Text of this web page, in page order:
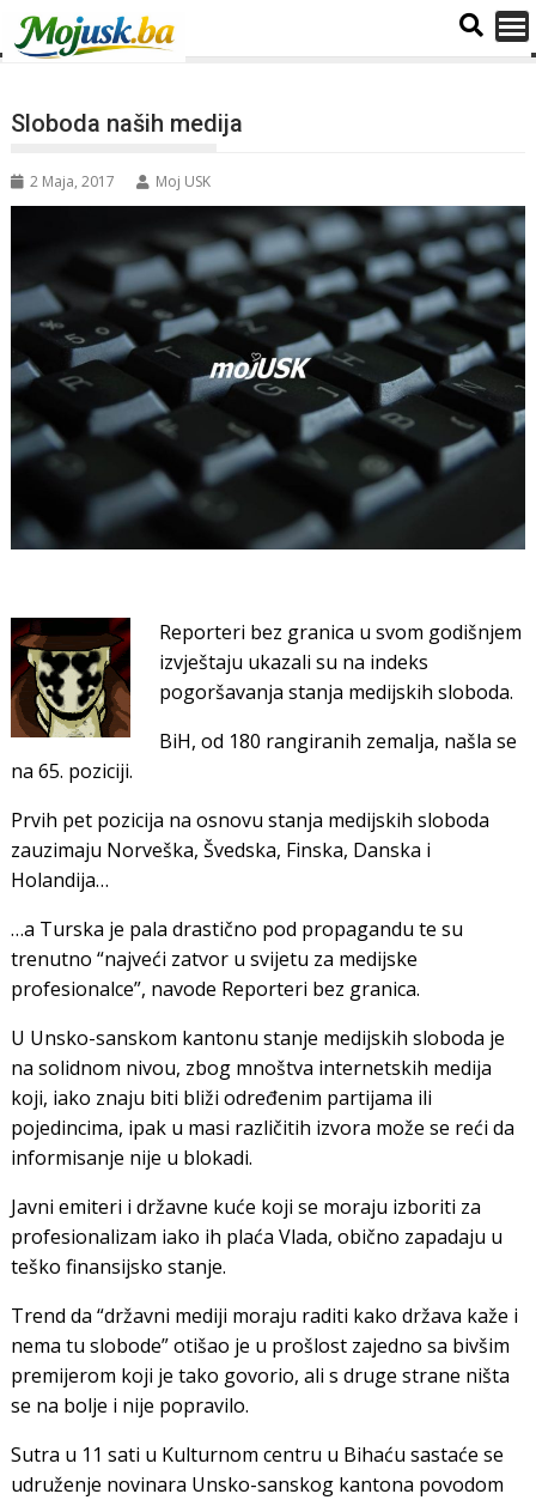
Sloboda naših medija
2 Maja, 2017 Moj USK
Reporteri bez granica u svom godišnjem
izvještaju ukazali su na indeks
pogoršavanja stanja medijskih sloboda.
BiH, od 180 rangiranih zemalja, našla se
na 65. poziciji.
Prvih pet pozicija na osnovu stanja medijskih sloboda
zauzimaju Norveška, Švedska, Finska, Danska i
Holandija…
…a Turska je pala drastično pod propagandu te su
trenutno“najveći zatvor u svijetu za medijske
profesionalce”, navode Reporteri bez granica.
U Unsko-sanskom kantonu stanje medijskih sloboda je
na solidnom nivou, zbog mnoštva internetskih medija
koji, iako znaju biti bliži određenim partijama ili
pojedincima, ipak u masi različitih izvora može se reći da
informisanje nije u blokadi.
Javni emiteri i državne kuće koji se moraju izboriti za
profesionalizam iako ih plaća Vlada, obično zapadaju u
teško finansijsko stanje.
Trend da “državni mediji moraju raditi kako država kaže i
nema tu slobode” otišao je u prošlost zajedno sa bivšim
premijerom koji je tako govorio, ali s druge strane ništa
se na bolje i nije popravilo.
Sutra u 11 sati u Kulturnom centru u Bihaću sastaće se
udruženje novinara Unsko-sanskog kantona povodom